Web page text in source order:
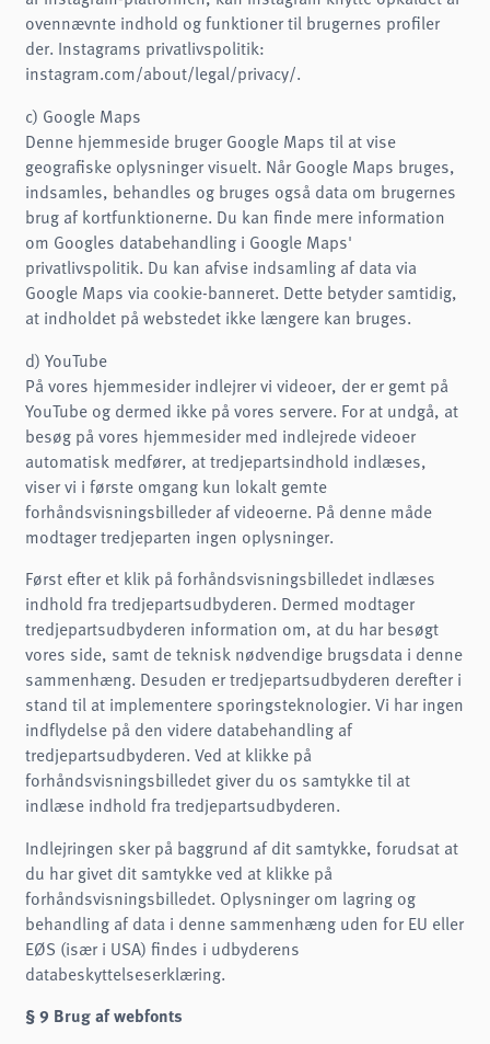
ovennævnte indhold og funktioner til brugernes profiler
der. Instagrams privatlivspolitik:
instagram.com/about/legal/privacy/.
c) Google Maps
Denne hjemmeside bruger Google Maps til at vise
geografiske oplysninger visuelt. Når Google Maps bruges,
indsamles, behandles og bruges også data om brugernes
brug af kortfunktionerne. Du kan finde mere information
om Googles databehandling i Google Maps'
privatlivspolitik. Du kan afvise indsamling af data via
Google Maps via cookie-banneret. Dette betyder samtidig,
at indholdet på webstedet ikke længere kan bruges.
d) YouTube
På vores hjemmesider indlejrer vi videoer, der er gemt på
YouTube og dermed ikke på vores servere. For at undgå, at
besøg på vores hjemmesider med indlejrede videoer
automatisk medfører, at tredjepartsindhold indlæses,
viser vi i første omgang kun lokalt gemte
forhåndsvisningsbilleder af videoerne. På denne måde
modtager tredjeparten ingen oplysninger.
Først efter et klik på forhåndsvisningsbilledet indlæses
indhold fra tredjepartsudbyderen. Dermed modtager
tredjepartsudbyderen information om, at du har besøgt
vores side, samt de teknisk nødvendige brugsdata i denne
sammenhæng. Desuden er tredjepartsudbyderen derefter i
stand til at implementere sporingsteknologier. Vi har ingen
indflydelse på den videre databehandling af
tredjepartsudbyderen. Ved at klikke på
forhåndsvisningsbilledet giver du os samtykke til at
indlæse indhold fra tredjepartsudbyderen.
Indlejringen sker på baggrund af dit samtykke, forudsat at
du har givet dit samtykke ved at klikke på
forhåndsvisningsbilledet. Oplysninger om lagring og
behandling af data i denne sammenhæng uden for EU eller
EØS (især i USA) findes i udbyderens
databeskyttelseserklæring.
§ 9 Brug af webfonts